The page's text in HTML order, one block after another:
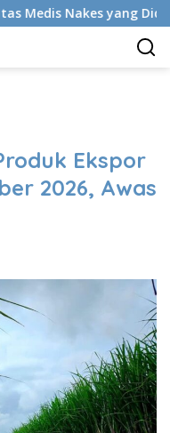
Nakes yang Diduga
Ekspor
2026, Awas